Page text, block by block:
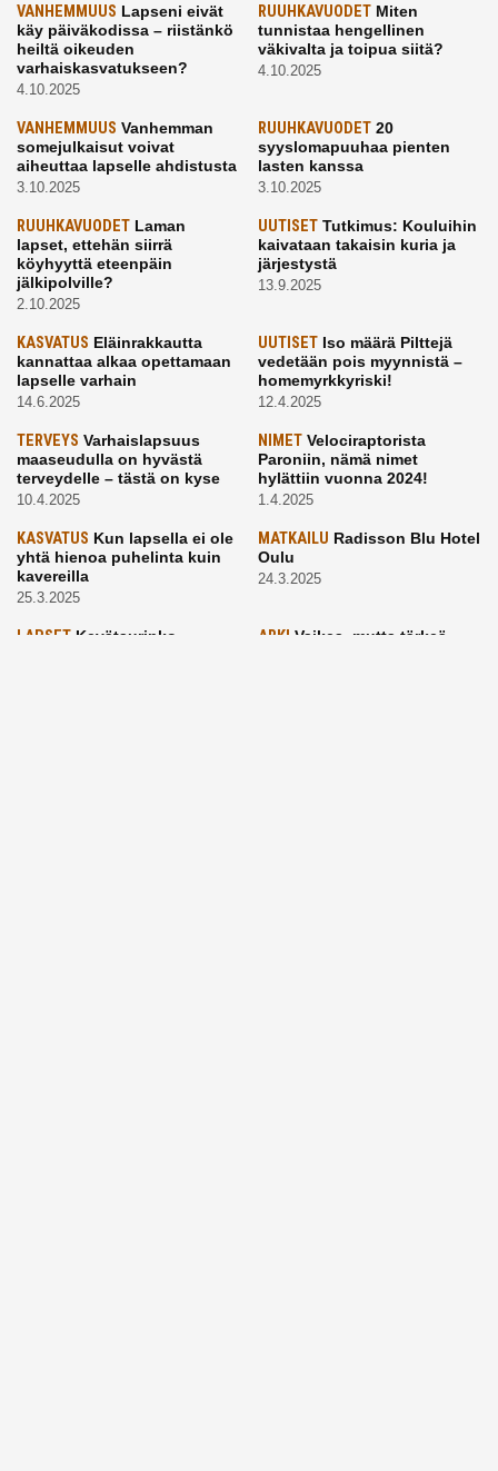
VANHEMMUUS Lapseni eivät
käy päiväkodissa – riistänkö
heiltä oikeuden
varhaiskasvatukseen?
4.10.2025
RUUHKAVUODETMiten
tunnistaa hengellinen
väkivalta ja toipua siitä?
4.10.2025
VANHEMMUUS Vanhemman
somejulkaisut voivat
aiheuttaa lapselle ahdistusta
3.10.2025
RUUHKAVUODET20
syyslomapuuhaa pienten
lasten kanssa
3.10.2025
RUUHKAVUODET Laman
lapset, ettehän siirrä
köyhyyttä eteenpäin
jälkipolville?
2.10.2025
UUTISETTutkimus: Kouluihin
kaivataan takaisin kuria ja
järjestystä
13.9.2025
KASVATUS Eläinrakkautta
kannattaa alkaa opettamaan
lapselle varhain
14.6.2025
UUTISETIso määrä Pilttejä
vedetään pois myynnistä –
homemyrkkyriski!
12.4.2025
TERVEYS Varhaislapsuus
maaseudulla on hyvästä
terveydelle – tästä on kyse
10.4.2025
NIMETVelociraptorista
Paroniin, nämä nimet
hylättiin vuonna 2024!
1.4.2025
KASVATUS Kun lapsella ei ole
yhtä hienoa puhelinta kuin
kavereilla
25.3.2025
MATKAILU Radisson Blu Hotel
Oulu
24.3.2025
LAPSET Kevätaurinko
ARKI Vaikea, mutta tärkeä